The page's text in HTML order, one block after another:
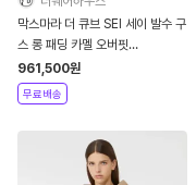
막스마라 더 큐브 SEI 세이 발수 구
스 롱 패딩 카멜 오버핏
29496085 072
961,500원
무료배송